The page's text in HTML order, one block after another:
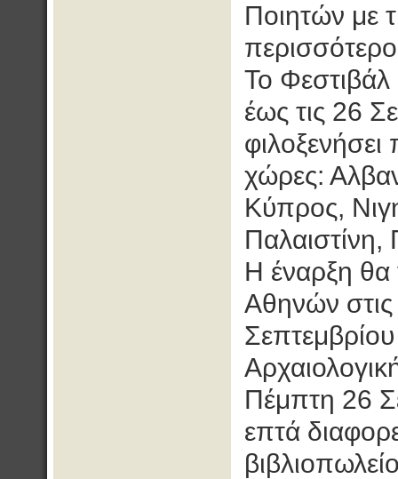
Ποιητών με
Το
έως τις 26
χώρες:
Κύπρος,
Η έναρξη θα
Αθηνών
Πέμπτη 26
επτά